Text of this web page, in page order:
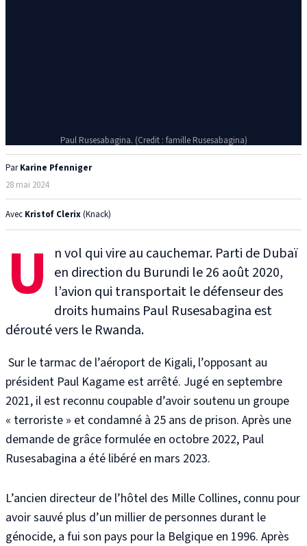
Paul Rusesabagina. (Credit : famille Rusesabagina)
ParKarine Pfenniger
28 mai 2024
Avec Kristof Clerix(Knack)
U
n vol qui vire au cauchemar. Parti de Dubaï
en direction du Burundi le 26 août 2020,
l’avion qui transportait le défenseur des
droits humains Paul Rusesabagina est
dérouté vers le Rwanda.
Sur le tarmac de l’aéroport de Kigali, l’opposant au
président Paul Kagame est arrêté. Jugé en septembre
2021, il est reconnu coupable d’avoir soutenu un groupe
« terroriste » et condamné à 25 ans de prison. Après une
demande de grâce formulée en octobre 2022, Paul
Rusesabagina a été libéré en mars 2023.
L’ancien directeur de l’hôtel des Mille Collines, connu pour
avoir sauvé plus d’un millier de personnes durant le
génocide, a fui son pays pour la Belgique en 1996. Après